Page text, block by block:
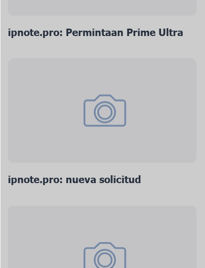
ipnote.pro: Permintaan Prime Ultra
ipnote.pro: nueva solicitud